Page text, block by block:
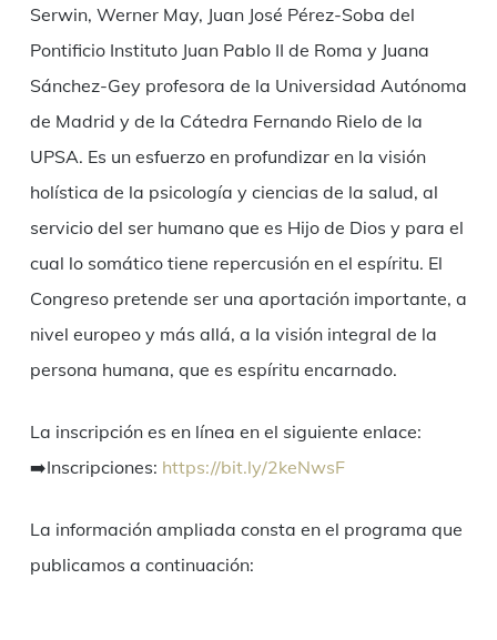
Serwin, Werner May, Juan José Pérez-Soba del
Pontificio Instituto Juan Pablo II de Roma y Juana
Sánchez-Gey profesora de la Universidad Autónoma
de Madrid y de la Cátedra Fernando Rielo de la
UPSA. Es un esfuerzo en profundizar en la visión
holística de la psicología y ciencias de la salud, al
servicio del ser humano que es Hijo de Dios y para el
cual lo somático tiene repercusión en el espíritu. El
Congreso pretende ser una aportación importante, a
nivel europeo y más allá, a la visión integral de la
persona humana, que es espíritu encarnado.
La inscripción es en línea en el siguiente enlace:
➡️Inscripciones: https://bit.ly/2keNwsF
La información ampliada consta en el programa que
publicamos a continuación: